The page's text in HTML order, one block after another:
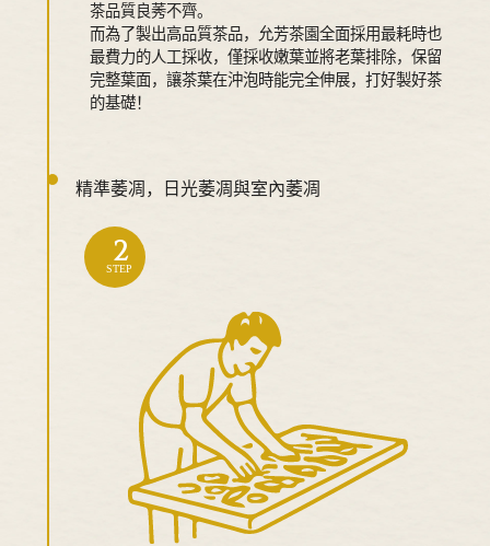
茶品質良莠不齊。
而為了製出高品質茶品，允芳茶園全面採用最耗時也
最費力的人工採收，僅採收嫩葉並將老葉排除，保留
完整葉面，讓茶葉在沖泡時能完全伸展，打好製好茶
的基礎！
精準萎凋，日光萎凋與室內萎凋
2
STEP